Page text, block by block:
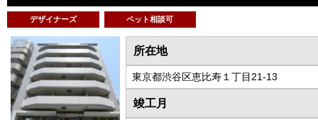
デザイナーズ ペット相談可
所在地
東京都渋谷区恵比寿１丁目21-13
竣工月